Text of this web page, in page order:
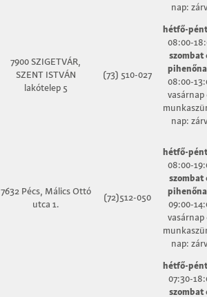
nap:
7900 SZIGETVÁR,
SZENT ISTVÁN
lakótelep 5
(73) 510-027
hétfő-
08:00-
szombat
08:00-
vasárnap
nap:
7632 Pécs, Málics Ottó
utca 1.
(72)512-050
hétfő-
08:00-
szombat
09:00-
vasárnap
nap:
hétfő-
07:30-
szombat